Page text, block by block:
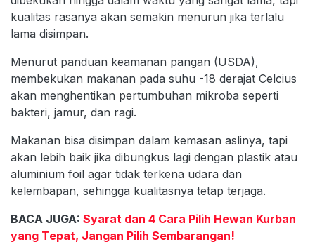
kualitas rasanya akan semakin menurun jika terlalu
lama disimpan.
Menurut panduan keamanan pangan (USDA),
membekukan makanan pada suhu -18 derajat Celcius
akan menghentikan pertumbuhan mikroba seperti
bakteri, jamur, dan ragi.
Makanan bisa disimpan dalam kemasan aslinya, tapi
akan lebih baik jika dibungkus lagi dengan plastik atau
aluminium foil agar tidak terkena udara dan
kelembapan, sehingga kualitasnya tetap terjaga.
BACA JUGA: Syarat dan 4 Cara Pilih Hewan Kurban
yang Tepat, Jangan Pilih Sembarangan!